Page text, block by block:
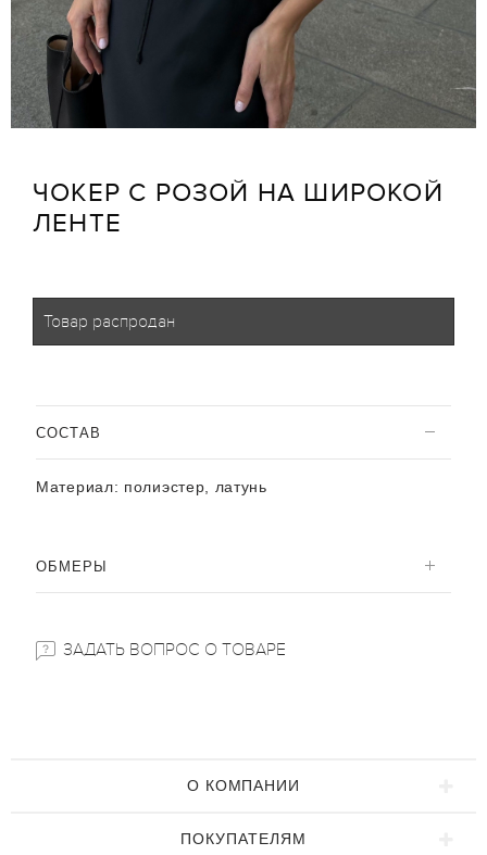
ЧОКЕР С РОЗОЙ НА ШИРОКОЙ
ЛЕНТЕ
Товар распродан
CОСТАВ
Материал: полиэстер, латунь
ОБМЕРЫ
ЗАДАТЬ ВОПРОС О ТОВАРЕ
О КОМПАНИИ
ПОКУПАТЕЛЯМ